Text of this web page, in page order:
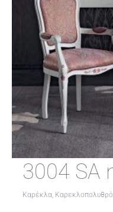
3004 SA
Καρέκλα,